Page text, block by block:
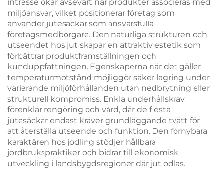
intresse ökar avsevärt när produkter associeras med
miljöansvar, vilket positionerar företag som
använder jutesäckar som ansvarsfulla
företagsmedborgare. Den naturliga strukturen och
utseendet hos jut skapar en attraktiv estetik som
förbättrar produktframställningen och
kunduppfattningen. Egenskaperna när det gäller
temperaturmotstånd möjliggör säker lagring under
varierande miljöförhållanden utan nedbrytning eller
strukturell kompromiss. Enkla underhållskrav
förenklar rengöring och vård, där de flesta
jutesäckar endast kräver grundläggande tvätt för
att återställa utseende och funktion. Den förnybara
karaktären hos jodling stödjer hållbara
jordbrukspraktiker och bidrar till ekonomisk
utveckling i landsbygdsregioner där jut odlas.